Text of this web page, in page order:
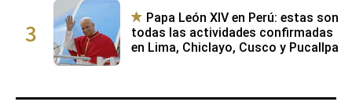
3
Papa León XIV en Perú: estas son
todas las actividades confirmadas
en Lima, Chiclayo, Cusco y Pucallpa